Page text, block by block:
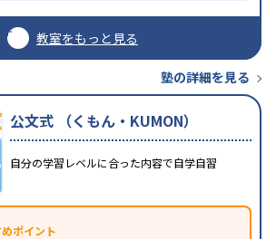
教室をもっと見る
塾の詳細を見る
公文式 （くもん・KUMON）
自分の学習レベルに合った内容で自学自習
ポイント